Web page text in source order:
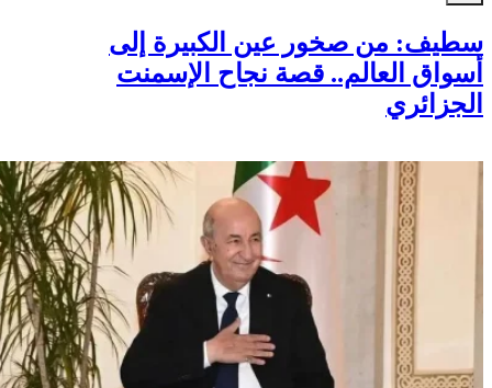
سطيف: من صخور عين الكبيرة إلى
أسواق العالم.. قصة نجاح الإسمنت
الجزائري